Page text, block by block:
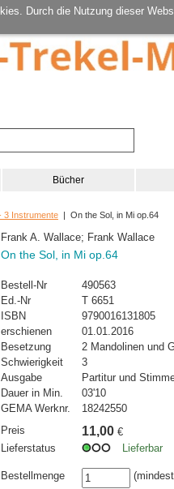
Durch die Nutzung dieser
Bücher
3 Instrumente | On the Sol, in Mi op.64
Frank A. Wallace; Frank Wallace
On the Sol, in Mi op.64
Bestell-Nr
490563
Ed.-Nr
T 6651
ISBN
9790016131805
erschienen
01.01.2016
Besetzung
2 Mandolinen und
Schwierigkeit
3
Ausgabe
Partitur und
Dauer in Min.
03'10
GEMA Werknr.
18242550
Preis
11,00 €
Lieferstatus
Lieferbar
Bestellmenge